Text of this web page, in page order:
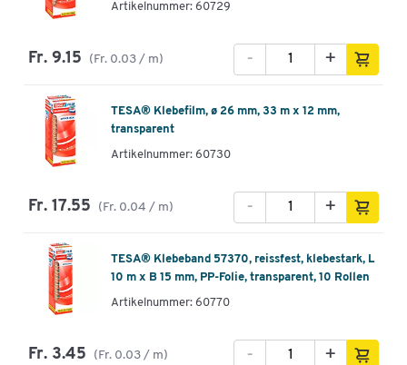
Artikelnummer: 60729
Fr. 9.15 (Fr. 0.03 / m) +
-
TESA® Klebefilm, ø 26 mm, 33 m x 12 mm,
transparent
Artikelnummer: 60730
Fr. 17.55 (Fr. 0.04 / m) +
-
TESA® Klebeband 57370, reissfest, klebestark, L
10 m x B 15 mm, PP-Folie, transparent, 10 Rollen
Artikelnummer: 60770
Fr. 3.45 (Fr. 0.03 / m) +
-